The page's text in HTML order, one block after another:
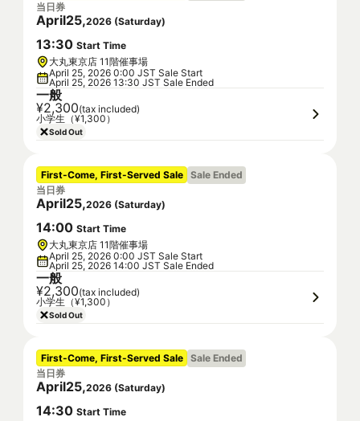
当日券
April25,2026 (Saturday)
13:30 Start Time
大丸東京店 11階催事場
April 25, 2026 0:00 JST Sale Start
April 25, 2026 13:30 JST Sale Ended
一般
¥2,300(tax included)
小学生（¥1,300）
Sold Out
First-Come, First-Served Sale Sale Ended
当日券
April25,2026 (Saturday)
14:00 Start Time
大丸東京店 11階催事場
April 25, 2026 0:00 JST Sale Start
April 25, 2026 14:00 JST Sale Ended
一般
¥2,300(tax included)
小学生（¥1,300）
Sold Out
First-Come, First-Served Sale Sale Ended
当日券
April25,2026 (Saturday)
14:30 Start Time